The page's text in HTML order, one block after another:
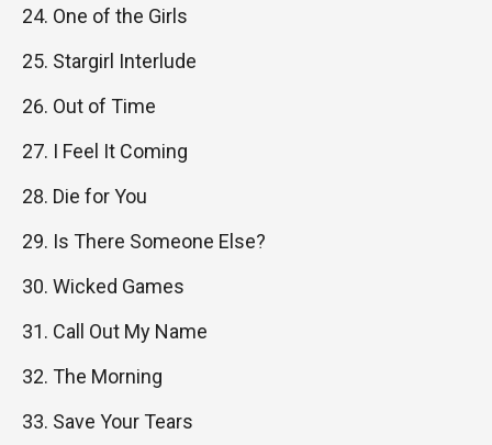
One of the Girls
Stargirl Interlude
Out of Time
I Feel It Coming
Die for You
Is There Someone Else?
Wicked Games
Call Out My Name
The Morning
Save Your Tears